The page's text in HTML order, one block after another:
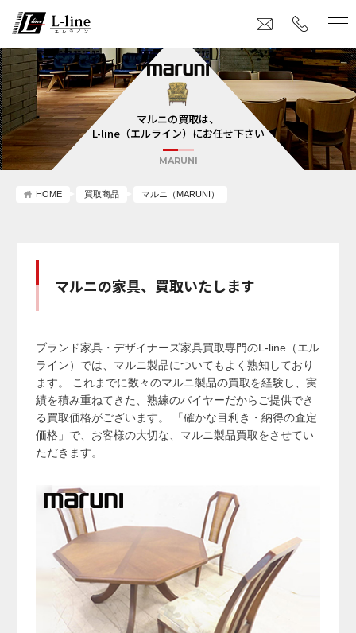
マルニの買取は、
L-line（エルライン）にお任せ下さい
MARUNI
HOME 買取商品 マルニ（MARUNI）
マルニの家具、買取いたします
ブランド家具・デザイナーズ家具買取専門のL-line（エル
ライン）では、マルニ製品についてもよく熟知しており
ます。 これまでに数々のマルニ製品の買取を経験し、実
績を積み重ねてきた、熟練のバイヤーだからご提供でき
る買取価格がございます。 「確かな目利き・納得の査定
価格」で、お客様の大切な、マルニ製品買取をさせてい
ただきます。